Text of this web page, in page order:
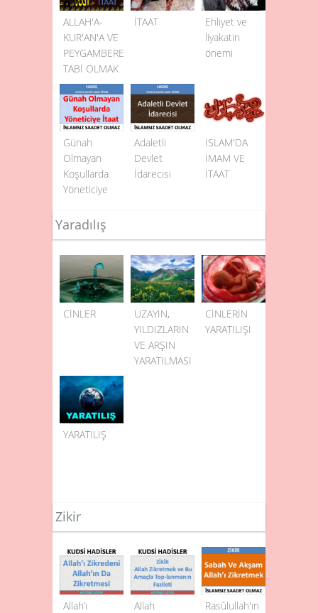
ALLAH'A-
KUR'AN'A VE
PEYGAMBERE
TABİ OLMAK
İTAAT
Ehliyet ve
liyakatin
önemi
Günah
Olmayan
Koşullarda
Yöneticiye
Adaletli
Devlet
İdarecisi
İSLAM'DA
İMAM VE
İTAAT
Yaradılış
CİNLER
UZAYIN,
YILDIZLARIN
VE ARŞIN
YARATILMASI
CİNLERİN
YARATILIŞI
YARATILIŞ
Zikir
Allah’ı Allah Rasûlullah'ın